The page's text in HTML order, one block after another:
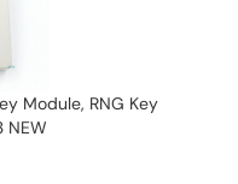
Module, RNG Key
NEW